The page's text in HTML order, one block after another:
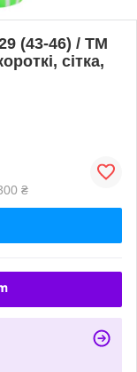
(43-46) / ТМ
сітка,
₴